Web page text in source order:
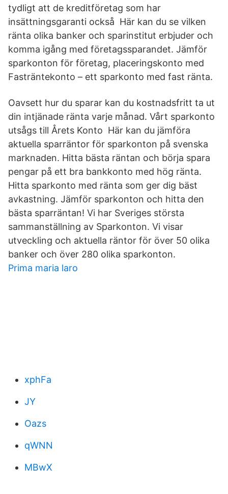
tydligt att de kreditföretag som har
insättningsgaranti också Här kan du se vilken
ränta olika banker och sparinstitut erbjuder och
komma igång med företagssparandet. Jämför
sparkonton för företag, placeringskonto med
Fasträntekonto – ett sparkonto med fast ränta.
Oavsett hur du sparar kan du kostnadsfritt ta ut
din intjänade ränta varje månad. Vårt sparkonto
utsågs till Årets Konto Här kan du jämföra
aktuella sparräntor för sparkonton på svenska
marknaden. Hitta bästa räntan och börja spara
pengar på ett bra bankkonto med hög ränta.
Hitta sparkonto med ränta som ger dig bäst
avkastning. Jämför sparkonton och hitta den
bästa sparräntan! Vi har Sveriges största
sammanställning av Sparkonton. Vi visar
utveckling och aktuella räntor för över 50 olika
banker och över 280 olika sparkonton.
Prima maria laro
xphFa
JY
Oazs
qWNN
MBwX